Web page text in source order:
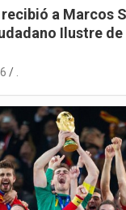
a Marcos
Ilustre de
.